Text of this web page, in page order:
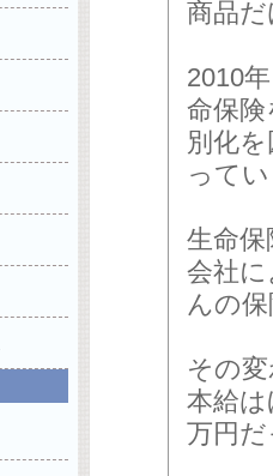
商品
2010
命保
別化
って
生命
会社
んの
その
本給
万円